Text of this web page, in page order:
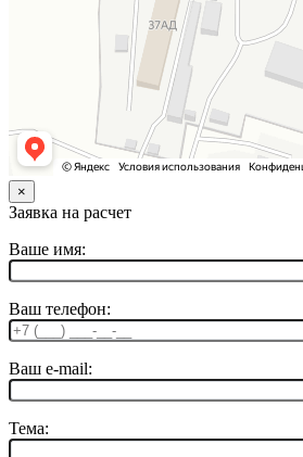
×
Заявка на расчет
Ваше имя:
Ваш телефон:
Ваш e-mail:
Тема: